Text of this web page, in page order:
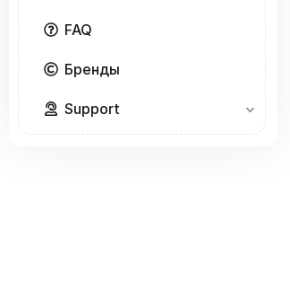
FAQ
Бренды
Support